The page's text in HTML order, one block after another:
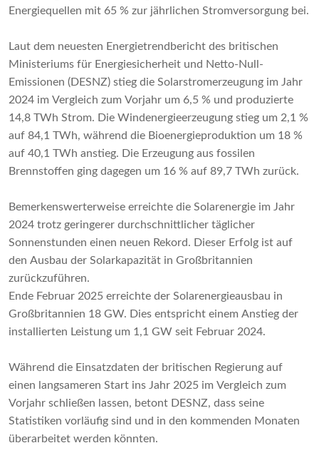
Energiequellen mit 65 % zur jährlichen Stromversorgung bei.
Laut dem neuesten Energietrendbericht des britischen
Ministeriums für Energiesicherheit und Netto-Null-
Emissionen (DESNZ) stieg die Solarstromerzeugung im Jahr
2024 im Vergleich zum Vorjahr um 6,5 % und produzierte
14,8 TWh Strom. Die Windenergieerzeugung stieg um 2,1 %
auf 84,1 TWh, während die Bioenergieproduktion um 18 %
auf 40,1 TWh anstieg. Die Erzeugung aus fossilen
Brennstoffen ging dagegen um 16 % auf 89,7 TWh zurück.
Bemerkenswerterweise erreichte die Solarenergie im Jahr
2024 trotz geringerer durchschnittlicher täglicher
Sonnenstunden einen neuen Rekord. Dieser Erfolg ist auf
den Ausbau der Solarkapazität in Großbritannien
zurückzuführen.
Ende Februar 2025 erreichte der Solarenergieausbau in
Großbritannien 18 GW. Dies entspricht einem Anstieg der
installierten Leistung um 1,1 GW seit Februar 2024.
Während die Einsatzdaten der britischen Regierung auf
einen langsameren Start ins Jahr 2025 im Vergleich zum
Vorjahr schließen lassen, betont DESNZ, dass seine
Statistiken vorläufig sind und in den kommenden Monaten
überarbeitet werden könnten.